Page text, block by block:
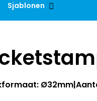
Sjablonen
Ø32mm